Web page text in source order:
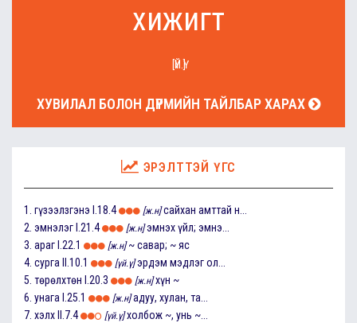
хижигт
[ҮЙ.Ү]
ХУВИЛАЛ БОЛОН ДҮРМИЙН ТАЙЛБАР ХАРАХ
ЭРЭЛТТЭЙ ҮГС
1. гүзээлзгэнэ I.18.4 [ж.н] сайхан амттай н...
2. эмнэлэг I.21.4 [ж.н] эмнэх үйл; эмнэ...
3. араг I.22.1 [ж.н] ~ савар; ~ яс
4. сурга II.10.1 [үй.ү] эрдэм мэдлэг ол...
5. төрөлхтөн I.20.3 [ж.н] хүн ~
6. унага I.25.1 [ж.н] адуу, хулан, та...
7. хэлх II.7.4 [үй.ү] холбож ~, унь ~...